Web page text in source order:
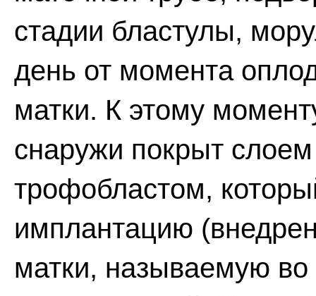
стадии бластулы,
день от момента
матки. К этому
снаружи покрыт
трофобластом,
имплантацию
матки, называемую